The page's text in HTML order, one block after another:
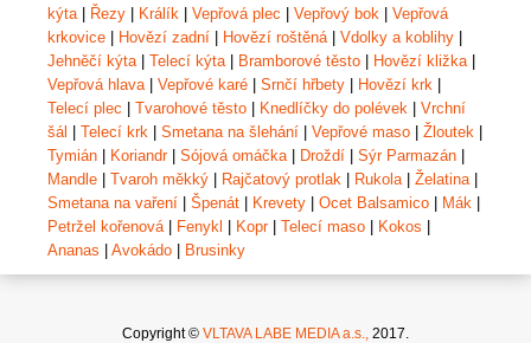
kýta | Řezy | Králík | Vepřová plec | Vepřový bok | Vepřová
krkovice | Hovězí zadní | Hovězí roštěná | Vdolky a koblihy |
Jehněčí kýta | Telecí kýta | Bramborové těsto | Hovězí kližka |
Vepřová hlava | Vepřové karé | Srnčí hřbety | Hovězí krk |
Telecí plec | Tvarohové těsto | Knedlíčky do polévek | Vrchní
šál | Telecí krk | Smetana na šlehání | Vepřové maso | Žloutek |
Tymián | Koriandr| Sójová omáčka | Droždí | Sýr Parmazán |
Mandle | Tvaroh měkký | Rajčatový protlak | Rukola | Želatina |
Smetana na vaření | Špenát | Krevety | Ocet Balsamico | Mák |
Petržel kořenová | Fenykl | Kopr| Telecí maso | Kokos |
Ananas | Avokádo | Brusinky
Copyright © VLTAVA LABE MEDIA a.s., 2017.